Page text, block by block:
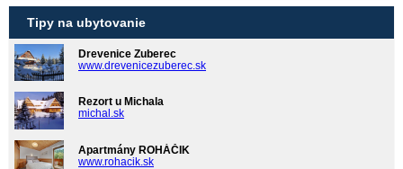
Tipy na ubytovanie
Drevenice Zuberec
www.drevenicezuberec.sk
Rezort u Michala
michal.sk
Apartmány ROHÁČIK
www.rohacik.sk